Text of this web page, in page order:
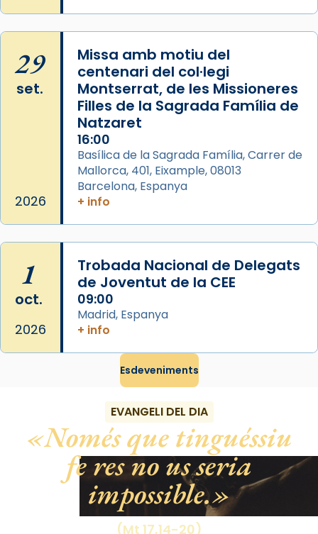
pontifici, amb orquestra i cor, i té una
duració aproximada de tres hores. Després,
processó (recuperada el 1972) al voltant
del temple amb les relíquies de les santes.
Des de 1985 hi participa també un grup de
diablesses amb música i ball propis. Festa
gran a Mataró.
«Si vols saber què és calor, ves per les
Santes a Mataró»🥵.
29
set.
2026
Missa amb motiu del
centenari del col·legi
Montserrat, de les Missioneres
Filles de la Sagrada Família de
Natzaret
16:00
Basílica de la Sagrada Família, Carrer de
Mallorca, 401, Eixample, 08013
Barcelona, Espanya
+ info
1
oct.
2026
Trobada Nacional de Delegats
de Joventut de la CEE
09:00
Madrid, Espanya
+ info
Esdeveniments
EVANGELI DEL DIA
Només que tinguéssiu
fe res no us seria
impossible.
(Mt 17,14-20)